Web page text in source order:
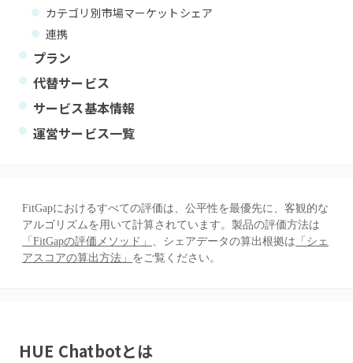
カテゴリ別市場マーケットシェア
連携
プラン
代替サービス
サービス基本情報
運営サービス一覧
FitGapにおけるすべての評価は、公平性を最優先に、客観的な
アルゴリズムを用いて計算されています。製品の評価方法は
「FitGapの評価メソッド」 、シェアデータの算出根拠は 「シェ
アスコアの算出方法」 をご覧ください。
HUE Chatbotとは